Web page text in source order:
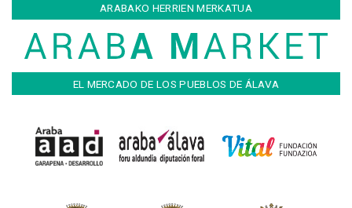
ARABAKO HERRIEN MERKATUA
EL MERCADO DE LOS PUEBLOS DE ÁLAVA